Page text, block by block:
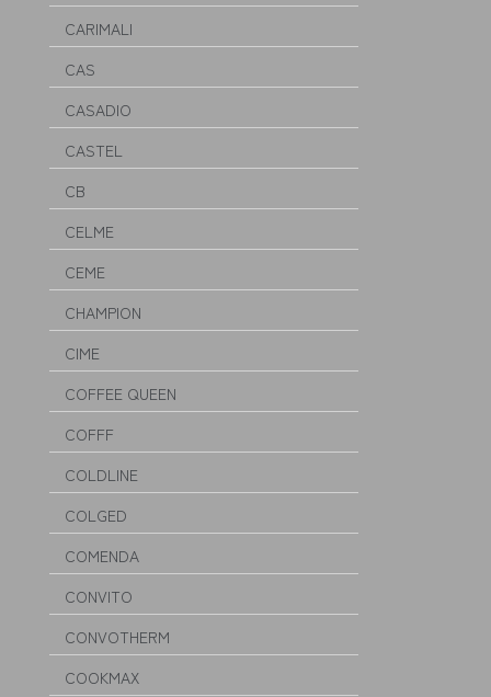
CARIMALI
CAS
CASADIO
CASTEL
CB
CELME
CEME
CHAMPION
CIME
COFFEE QUEEN
COFFF
COLDLINE
COLGED
COMENDA
CONVITO
CONVOTHERM
COOKMAX